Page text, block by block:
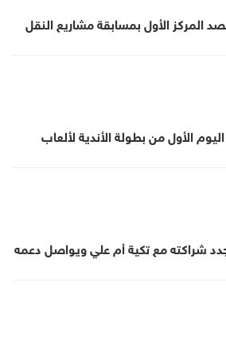
المركز الأول بمسابقة مشاريع النقل
الأول من بطولة الأندية لألعاب
شراكته مع تكية أم علي ويواصل دعمه